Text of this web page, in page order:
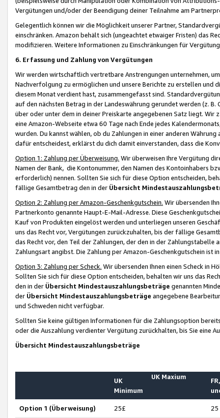
Vergütungen und/oder der Beendigung deiner Teilnahme am
Gelegentlich können wir die Möglichkeit unserer Partner,
einschränken. Amazon behält sich (ungeachtet etwaiger Fristen) das
modifizieren. Weitere Informationen zu Einschränkungen für
6. Erfassung und Zahlung von Vergütungen
Wir werden wirtschaftlich vertretbare Anstrengungen unternehmen,
Nachverfolgung zu ermöglichen und unsere Berichte zu erstellen und
diesem Monat verdient hast, zusammengefasst sind.
auf den nächsten Betrag in der Landeswährung gerundet werden (z.
über oder unter dem in deiner Preiskarte angegebenen Satz liegt.
eine Amazon-Webseite etwa 60 Tage nach Ende jedes
wurden. Du kannst wählen, ob du Zahlungen in einer anderen
dafür entscheidest, erklärst du dich damit einverstanden, dass die
Option 1: Zahlung per Überweisung. Wir überweisen Ihre Vergütung
Namen der Bank, die Kontonummer, den Namen des Kontoinhabers
erforderlich) nennen. Sollten Sie sich für diese Option entscheiden,
fällige Gesamtbetrag den in der Übersicht
Option 2: Zahlung per Amazon-Geschenkgutschein. Wir übersenden
Partnerkonto genannte Haupt-E-Mail-Adresse. Diese
Kauf von Produkten eingelöst werden und unterliegen unseren
uns das Recht vor, Vergütungen zurückzuhalten, bis der fällige
das Recht vor, den Teil der Zahlungen, der den in der
Zahlungsart angibst. Die Zahlung per Amazon-Geschenkgutschein ist
Option 3: Zahlung per Scheck. Wir übersenden Ihnen einen Scheck in
Sollten Sie sich für diese Option entscheiden, behalten wir uns das
den in der Übersicht Mindestauszahlungsbeträge genannten
der Übersicht Mindestauszahlungsbeträge angegebene
und Schweden nicht verfügbar.
Sollten Sie keine gültigen Informationen für die Zahlungsoption
oder die Auszahlung verdienter Vergütung zurückhalten, bis Sie
Übersicht Mindestauszahlungsbeträge
UK
Minimum
UK Maxium
Option 1 (Überweisung) 25£ 25